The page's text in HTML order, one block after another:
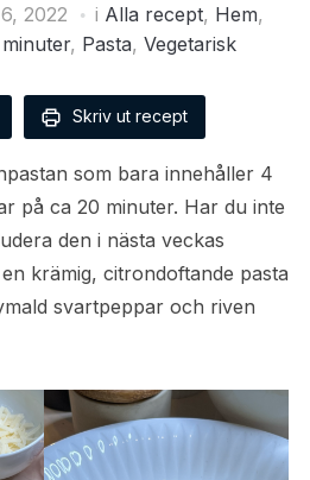
2022 i Alla recept, Hem,
, Pasta, Vegetarisk
Skriv ut recept
som bara innehåller 4
på ca 20 minuter. Har du inte
den i nästa veckas
krämig, citrondoftande pasta
svartpeppar och riven